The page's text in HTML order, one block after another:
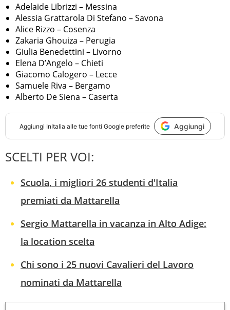
Adelaide Librizzi – Messina
Alessia Grattarola Di Stefano – Savona
Alice Rizzo – Cosenza
Zakaria Ghouiza – Perugia
Giulia Benedettini – Livorno
Elena D’Angelo – Chieti
Giacomo Calogero – Lecce
Samuele Riva – Bergamo
Alberto De Siena – Caserta
Aggiungi InItalia alle tue fonti Google preferite Aggiungi
SCELTI PER VOI:
Scuola, i migliori 26 studenti d'Italia
premiati da Mattarella
Sergio Mattarella in vacanza in Alto Adige:
la location scelta
Chi sono i 25 nuovi Cavalieri del Lavoro
nominati da Mattarella